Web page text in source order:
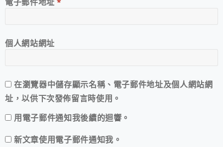
個人網站網址
在瀏覽器中儲存顯示名稱、電子郵件地址及個人網站網
址，以供下次發佈留言時使用。
用電子郵件通知我後續的迴響。
新文章使用電子郵件通知我。